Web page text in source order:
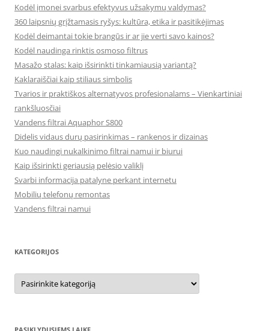
Kodėl įmonei svarbus efektyvus užsakymų valdymas?
360 laipsnių grįžtamasis ryšys: kultūra, etika ir pasitikėjimas
Kodėl deimantai tokie brangūs ir ar jie verti savo kainos?
Kodėl naudinga rinktis osmoso filtrus
Masažo stalas: kaip išsirinkti tinkamiausią variantą?
Kaklaraiščiai kaip stiliaus simbolis
Tvarios ir praktiškos alternatyvos profesionalams – Vienkartiniai
rankšluosčiai
Vandens filtrai Aquaphor S800
Didelis vidaus durų pasirinkimas – rankenos ir dizainas
Kuo naudingi nukalkinimo filtrai namui ir biurui
Kaip išsirinkti geriausią pelėsio valiklį
Svarbi informacija patalyne perkant internetu
Mobilių telefonų remontas
Vandens filtrai namui
KATEGORIJOS
Kategorijos